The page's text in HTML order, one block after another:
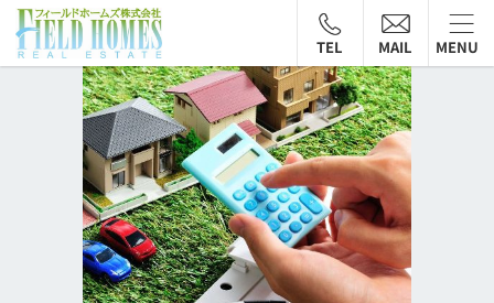
TEL MAIL MENU